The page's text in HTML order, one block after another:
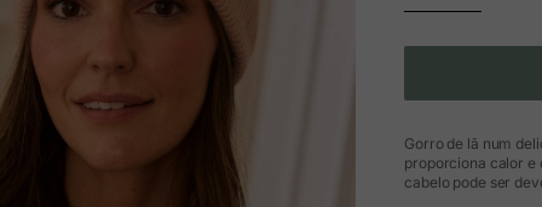
Gorro de lã num
proporciona calor e
cabelo pode ser